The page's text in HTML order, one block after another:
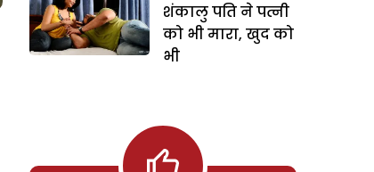
शंकालु पति ने पत्नी
को भी मारा, खुद को
भी